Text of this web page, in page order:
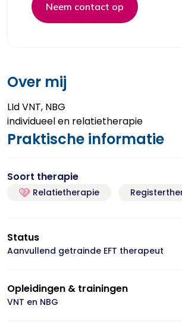
Over mij
LId VNT, NBG
individueel en relatietherapie
Praktische informatie
Soort therapie
Relatietherapie
Status
Aanvullend getrainde EFT therapeut
Opleidingen & trainingen
VNT en NBG
Neem contact op